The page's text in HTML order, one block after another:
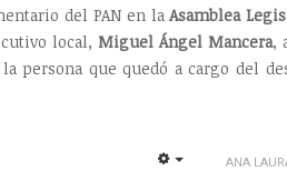
del PAN en laAsamblea
local,Miguel Ángel Mancera,
persona que quedó a cargo del
ANA